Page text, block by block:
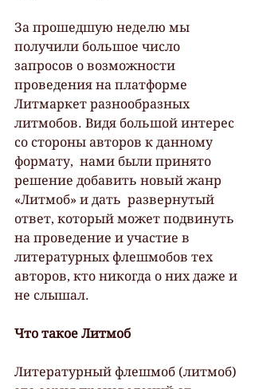
За прошедшую неделю мы
получили большое число
запросов о возможности
проведения на платформе
Литмаркет разнообразных
литмобов. Видя большой интерес
со стороны авторов к данному
формату,  нами были принято
решение добавить новый жанр
«Литмоб» и дать  развернутый
ответ, который может подвинуть
на проведение и участие в
литературных флешмобов тех
авторов, кто никогда о них даже и
не слышал.
Что такое Литмоб
Литературный флешмоб (литмоб)